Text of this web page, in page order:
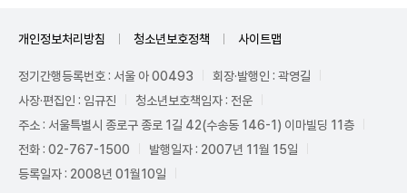
개인정보처리방침 청소년보호정책 사이트맵
정기간행등록번호 : 서울 아 00493
회장·발행인 : 곽영길
사장·편집인 : 임규진
청소년보호책임자 : 전운
주소 : 서울특별시 종로구 종로 1길 42(수송동 146-1) 이마빌딩 11층
전화 : 02-767-1500
발행일자 : 2007년 11월 15일
등록일자 : 2008년 01월10일